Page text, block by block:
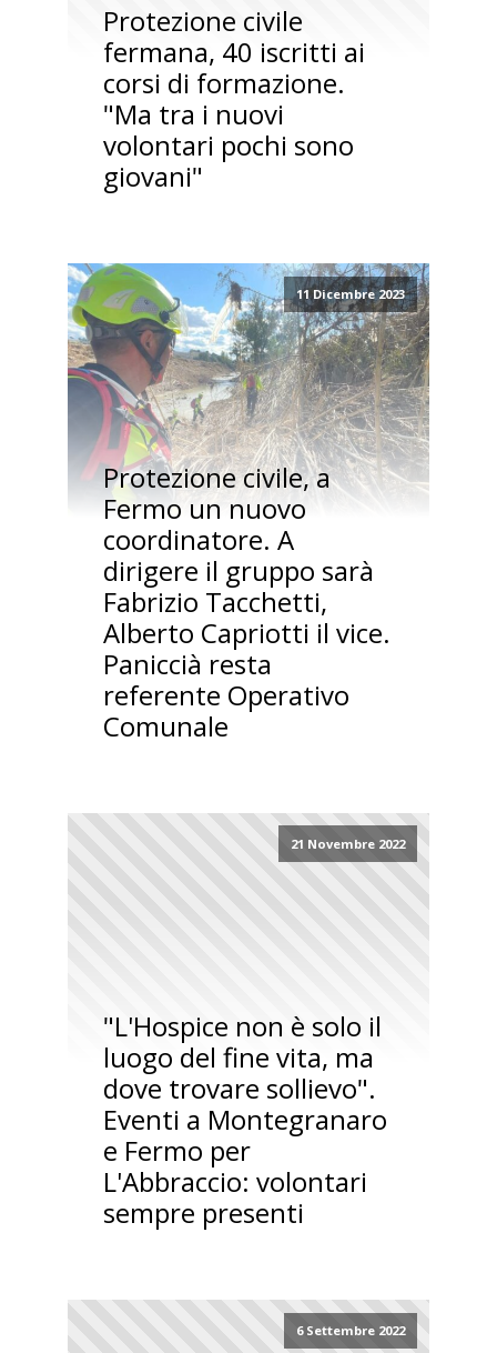
Protezione civile
fermana, 40 iscritti ai
corsi di formazione.
"Ma tra i nuovi
volontari pochi sono
giovani"
11 Dicembre 2023
Protezione civile, a
Fermo un nuovo
coordinatore. A
dirigere il gruppo sarà
Fabrizio Tacchetti,
Alberto Capriotti il vice.
Paniccià resta
referente Operativo
Comunale
21 Novembre 2022
"L'Hospice non è solo il
luogo del fine vita, ma
dove trovare sollievo".
Eventi a Montegranaro
e Fermo per
L'Abbraccio: volontari
sempre presenti
6 Settembre 2022